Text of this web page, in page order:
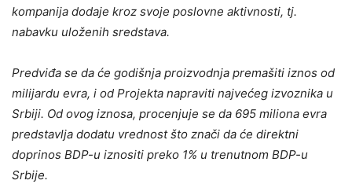
kompanija dodaje kroz svoje poslovne aktivnosti, tj.
nabavku uloženih sredstava.
Predviđa se da će godišnja proizvodnja premašiti iznos od
milijardu evra, i od Projekta napraviti najvećeg izvoznika u
Srbiji. Od ovog iznosa, procenjuje se da 695 miliona evra
predstavlja dodatu vrednost što znači da će direktni
doprinos BDP-u iznositi preko 1% u trenutnom BDP-u
Srbije.